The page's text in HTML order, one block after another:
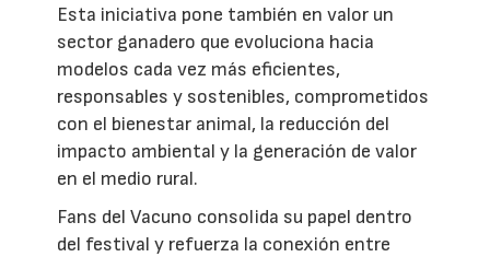
Esta iniciativa pone también en valor un
sector ganadero que evoluciona hacia
modelos cada vez más eficientes,
responsables y sostenibles, comprometidos
con el bienestar animal, la reducción del
impacto ambiental y la generación de valor
en el medio rural.
Fans del Vacuno consolida su papel dentro
del festival y refuerza la conexión entre